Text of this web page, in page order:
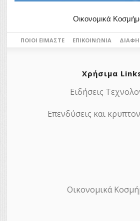
Οικονομικά
ΠΟΙΟΙ ΕΊΜΑΣΤΕ ΕΠΙΚΟΙΝΩΝΊΑ
Χρήσιμα
Ειδήσεις
Επενδύσεις και
Οικονομικά